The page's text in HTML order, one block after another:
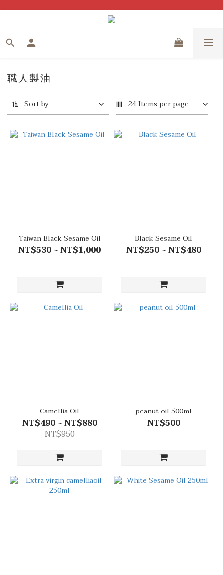
職人製油
Sort by 24 Items per page
Taiwan Black Sesame Oil
NT$530 ~ NT$1,000
Black Sesame Oil
NT$250 ~ NT$480
Camellia Oil
NT$490 ~ NT$880
NT$950
peanut oil 500ml
NT$500